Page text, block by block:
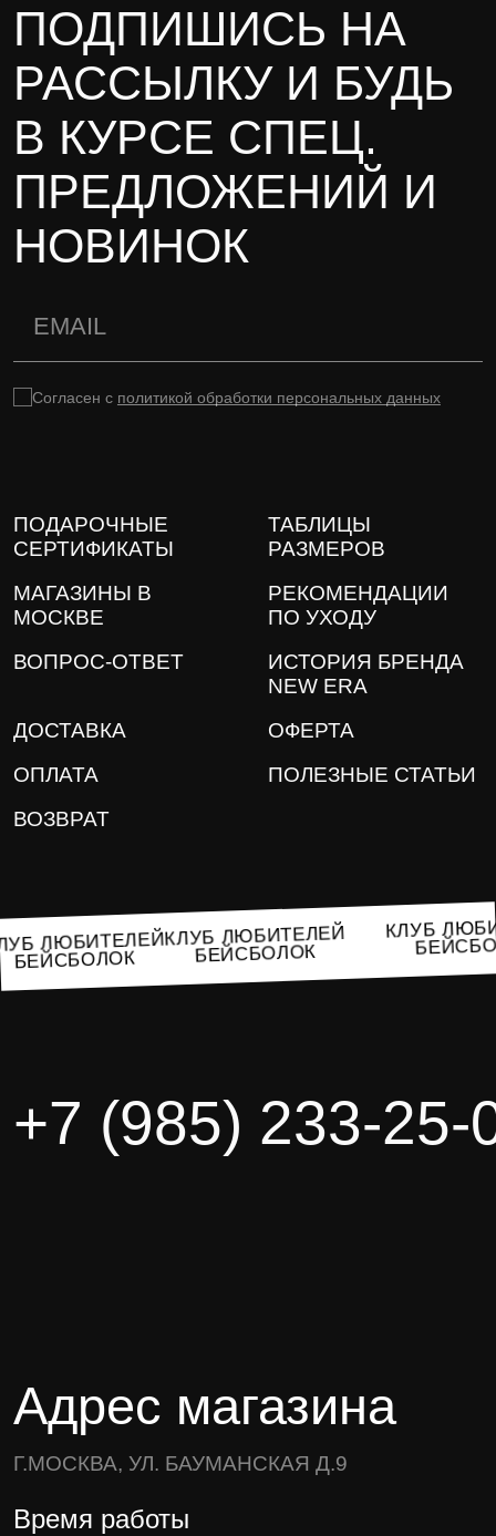
ПОДПИШИСЬ НА
РАССЫЛКУ И БУДЬ
В КУРСЕ СПЕЦ.
ПРЕДЛОЖЕНИЙ И
НОВИНОК
Согласен с политикой обработки персональных данных
ПОДАРОЧНЫЕ
СЕРТИФИКАТЫ
ТАБЛИЦЫ
РАЗМЕРОВ
МАГАЗИНЫ В
МОСКВЕ
РЕКОМЕНДАЦИИ
ПО УХОДУ
ВОПРОС-ОТВЕТ
ИСТОРИЯ БРЕНДА
NEW ERA
ДОСТАВКА
ОФЕРТА
ОПЛАТА
ПОЛЕЗНЫЕ СТАТЬИ
ВОЗВРАТ
КЛУБ ЛЮБИТЕЛЕЙ
БЕЙСБОЛОК
КЛУБ ЛЮБИТЕЛЕЙ
БЕЙСБОЛОК
+7 (985) 233-25-
Адрес магазина
Г.МОСКВА, УЛ. БАУМАНСКАЯ Д.9
Время работы